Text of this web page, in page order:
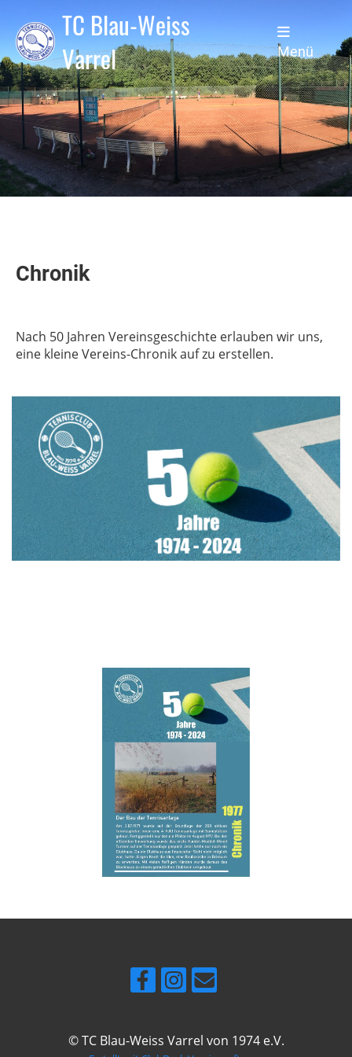
TC Blau-Weiss
Varrel
Menü
Chronik
Nach 50 Jahren Vereinsgeschichte erlauben wir uns,
eine kleine Vereins-Chronik auf zu erstellen.
© TC Blau-Weiss Varrel von 1974 e.V.